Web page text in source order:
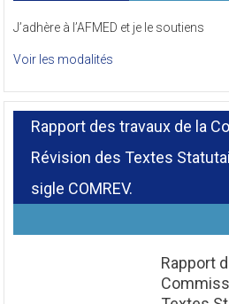
J’adhère à l’AFMED et je le soutiens
Voir les modalités
Rapport des travaux de la
Révision des Textes
sigle COMREV.
Rapport